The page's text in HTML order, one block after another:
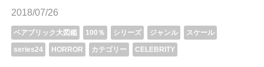
2018/07/26
ベアブリック大図鑑 100％ シリーズ ジャンル スケール
series24 HORROR カテゴリー CELEBRITY